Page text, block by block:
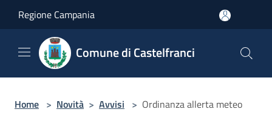
Regione Campania
Comune di Castelfranci
Home > Novità > Avvisi > Ordinanza allerta meteo